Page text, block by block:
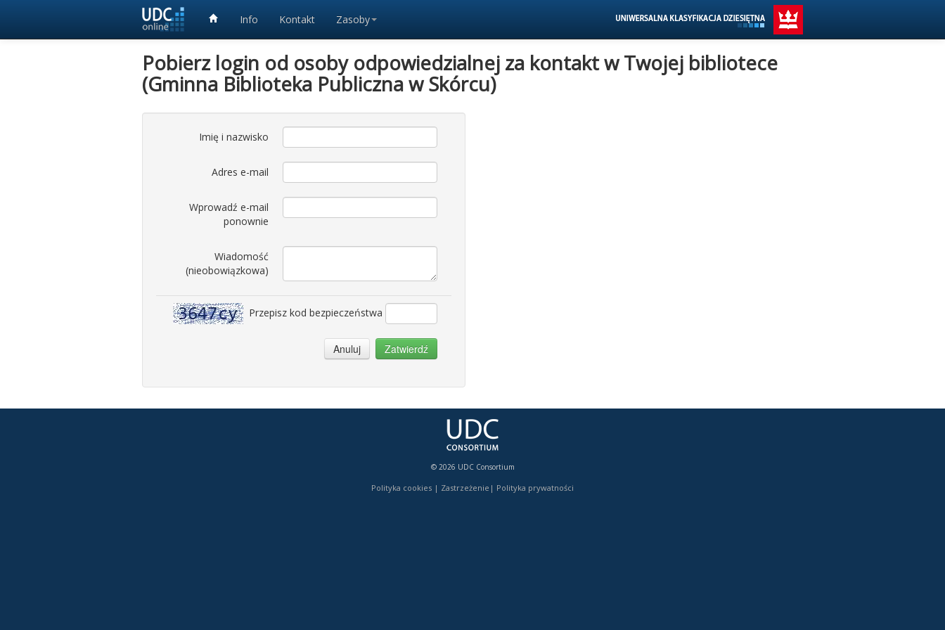
Info Kontakt Zasoby
Pobierz login od osoby odpowiedzialnej za kontakt w Twojej bibliotece
(Gminna Biblioteka Publiczna w Skórcu)
Imię i nazwisko
Adres e-mail
Wprowadź e-mail
ponownie
Wiadomość
(nieobowiązkowa)
Przepisz kod bezpieczeństwa
Anuluj Zatwierdź
© 2026 UDC Consortium
Polityka cookies | Zastrzeżenie | Polityka prywatności